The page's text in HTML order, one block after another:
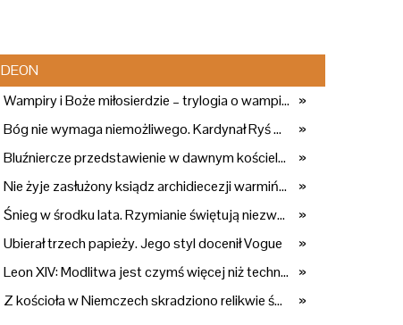
DEON
»
Wampiry i Boże miłosierdzie – trylogia o wampirach i łasce
»
Bóg nie wymaga niemożliwego. Kardynał Ryś wyjaśnia dlaczego
»
Bluźniercze przedstawienie w dawnym kościele. Arcybiskup stanowczo reaguje
»
Nie żyje zasłużony ksiądz archidiecezji warmińskiej. Przez lata wychował pokolenia przyszłych kapłanów
»
Śnieg w środku lata. Rzymianie świętują niezwykły cud
»
Ubierał trzech papieży. Jego styl docenił Vogue
»
Leon XIV: Modlitwa jest czymś więcej niż techniką. "Odkryjmy ją na nowo"
»
Z kościoła w Niemczech skradziono relikwie św. Marcina. To kolejny atak na świątynię